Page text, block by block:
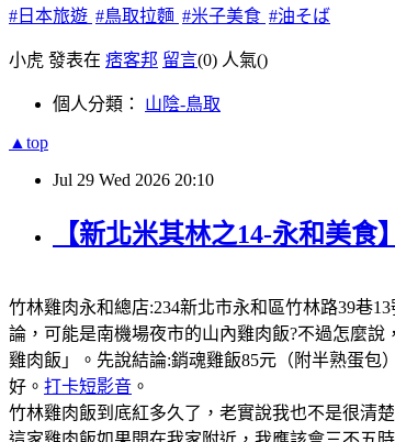
#日本旅遊 #鳥取拉麵 #米子美食 #油そば
小虎 發表在 痞客邦 留言(0) 人氣()
個人分類： 山陰-鳥取
▲top
Jul 29 Wed 2026 20:10
【新北米其林之14-永和美
竹林雞肉永和總店:234新北市永和區竹林路39巷
論，可能是南機場夜市的山內雞肉飯?不過怎麼
雞肉飯」。先說結論:銷魂雞飯85元（附半熟蛋
好。 打卡短影音 。
竹林雞肉飯到底紅多久了，老實說我也不是很清